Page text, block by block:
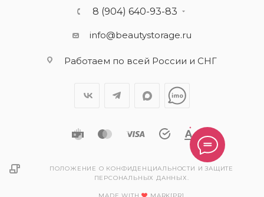
8 (904) 640-93-83
info@beautystorage.ru
Работаем по всей России и СНГ
ПОЛОЖЕНИЕ О КОНФИДЕНЦИАЛЬНОСТИ И ЗАЩИТЕ
ПЕРСОНАЛЬНЫХ ДАННЫХ.